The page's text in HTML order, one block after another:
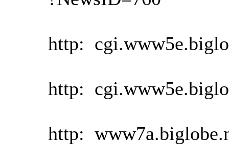
http:
http:
http: